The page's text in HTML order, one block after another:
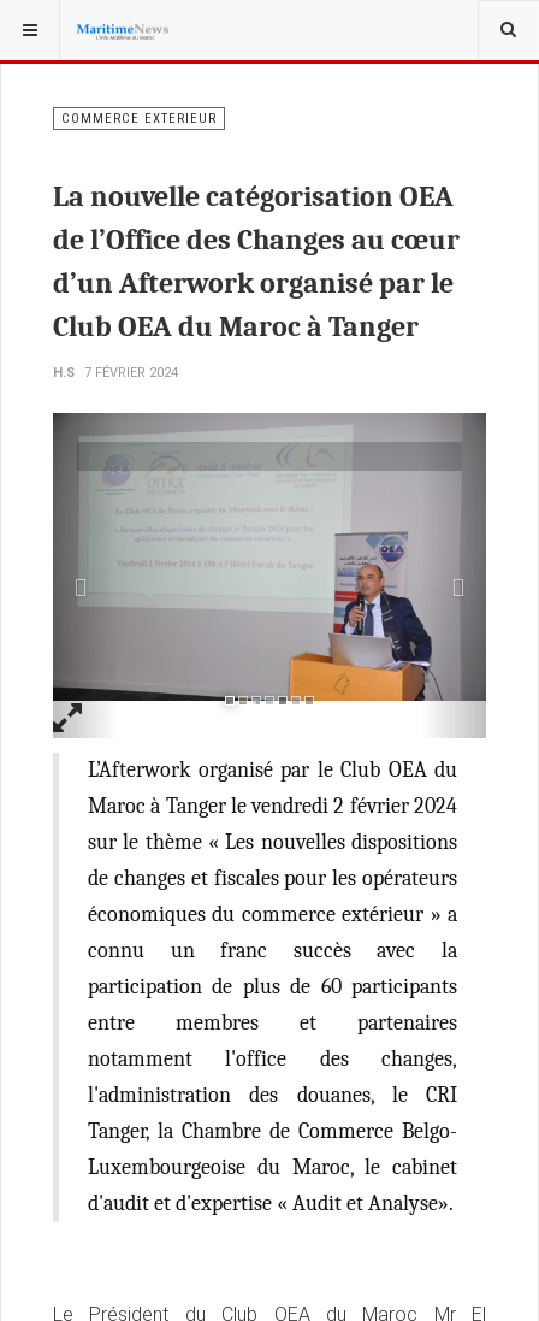
VOUS ÊTES ICI :
COMMERCE EXTERIEUR
La nouvelle catégorisation OEA
de l’Office des Changes au cœur
d’un Afterwork organisé par le
Club OEA du Maroc à Tanger
H.S 7 FÉVRIER 2024
Previous
L’Afterwork organisé par le Club OEA du
Maroc à Tanger le vendredi 2 février 2024
sur le thème « Les nouvelles dispositions
de changes et fiscales pour les opérateurs
économiques du commerce extérieur » a
connu un franc succès avec la
participation de plus de 60 participants
entre membres et partenaires
notamment l'office des changes,
l'administration des douanes, le CRI
Tanger, la Chambre de Commerce Belgo-
Luxembourgeoise du Maroc, le cabinet
d'audit et d'expertise « Audit et Analyse».
Le Président du Club OEA du Maroc Mr El